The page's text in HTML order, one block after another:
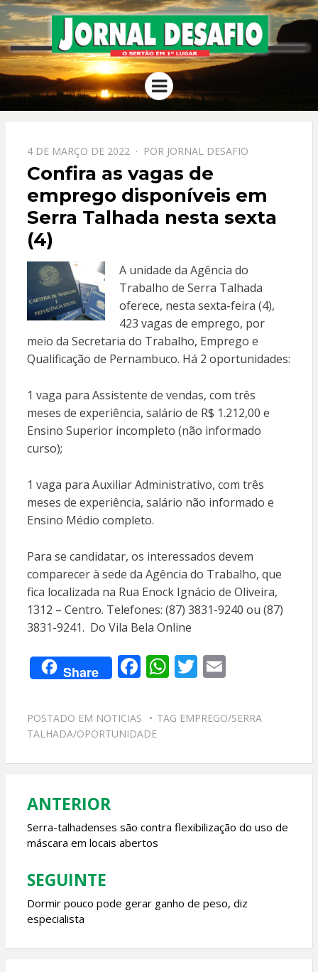
JORNAL
DESAFIO
O Sertão em 1º Lugar
Menu
PPOSTADO
EM
4 DE MARÇO DE 2022 POR JORNAL DESAFIO
Confira as vagas de
emprego disponíveis em
Serra Talhada nesta sexta
(4)
A unidade da Agência do
Trabalho de Serra Talhada
oferece, nesta sexta-feira (4),
423 vagas de emprego, por
meio da Secretaria do Trabalho, Emprego e
Qualificação de Pernambuco. Há 2 oportunidades:
1 vaga para Assistente de vendas, com três
meses de experiência, salário de R$ 1.212,00 e
Ensino Superior incompleto (não informado
curso);
1 vaga para Auxiliar Administrativo, com três
meses de experiência, salário não informado e
Ensino Médio completo.
Para se candidatar, os interessados devem
comparecer à sede da Agência do Trabalho, que
fica localizada na Rua Enock Ignácio de Oliveira,
1312 – Centro. Telefones: (87) 3831-9240 ou (87)
3831-9241. Do Vila Bela Online
Share F
e
b
o
W
at
A
T
itt
E
ai
POSTADO EM NOTICIAS TAG EMPREGO/SERRA
TALHADA/OPORTUNIDADE
Navegação
de
Post
ANTERIOR
Serra-talhadenses são contra flexibilização do uso de
máscara em locais abertos
SEGUINTE
Dormir pouco pode gerar ganho de peso, diz
especialista